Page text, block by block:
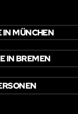
IN MÜNCHEN
IN BREMEN